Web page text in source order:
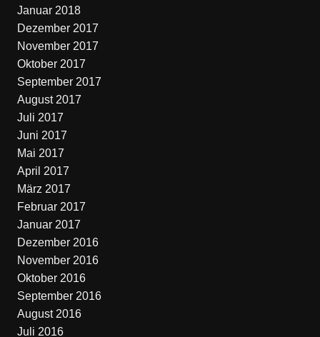
Januar 2018
Dezember 2017
November 2017
Oktober 2017
September 2017
August 2017
Juli 2017
Juni 2017
Mai 2017
April 2017
März 2017
Februar 2017
Januar 2017
Dezember 2016
November 2016
Oktober 2016
September 2016
August 2016
Juli 2016